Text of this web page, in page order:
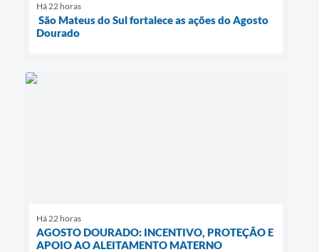
Há 22 horas
São Mateus do Sul fortalece as ações do Agosto
Dourado
Há 22 horas
AGOSTO DOURADO: INCENTIVO, PROTEÇÃO E
APOIO AO ALEITAMENTO MATERNO